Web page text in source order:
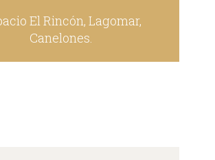
El Rincón, Lagomar,
Canelones.